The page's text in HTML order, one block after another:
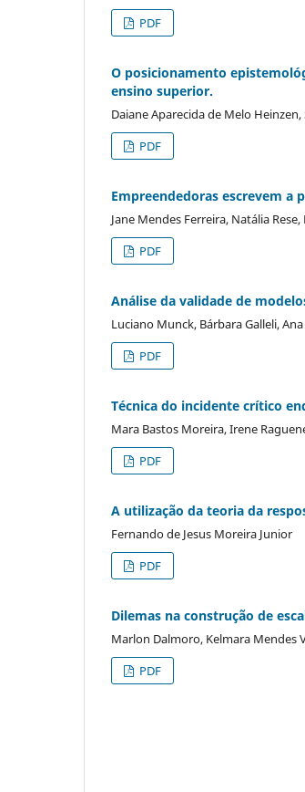
PDF
O posicionamento
ensino superior.
Daiane Aparecida de Melo
PDF
Empreendedoras escrevem
Jane Mendes Ferreira, Natália
PDF
Análise da validade de
Luciano Munck, Bárbara Galleli,
PDF
Técnica do incidente crítico
Mara Bastos Moreira, Irene
PDF
A utilização da teoria da
Fernando de Jesus Moreira Junior
PDF
Dilemas na construção de
Marlon Dalmoro, Kelmara Mendes
PDF